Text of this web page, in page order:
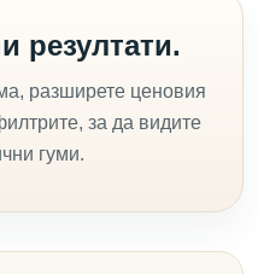
резултати.
разширете ценовия
за да видите
гуми.